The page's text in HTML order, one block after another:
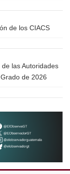
de los CIACS
las Autoridades
de 2026